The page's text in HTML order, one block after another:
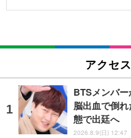
アクセ
BTSメンバ
脳出血で倒
態で出廷へ
2026.8.9(日) 12:47